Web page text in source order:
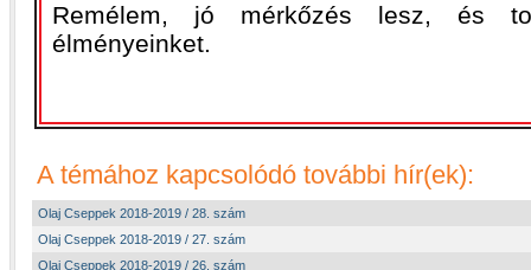
Remélem, jó mérkőzés lesz, és
élményeinket.
A témához kapcsolódó további hír(ek):
Olaj Cseppek 2018-2019 / 28. szám
Olaj Cseppek 2018-2019 / 27. szám
Olaj Cseppek 2018-2019 / 26. szám